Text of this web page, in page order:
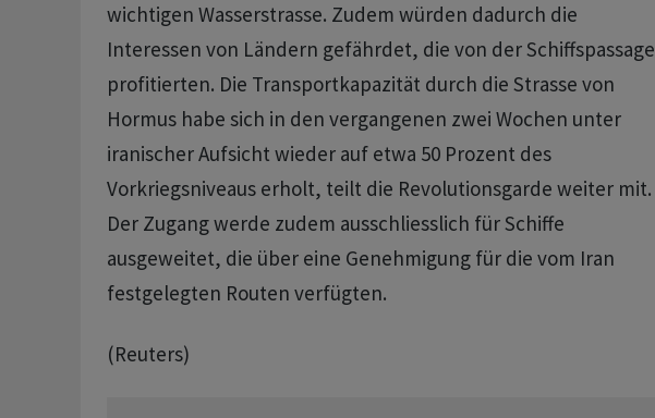
wichtigen Wasserstrasse. Zudem ⁠würden dadurch die
Interessen von Ländern gefährdet, die von der Schiffspassage
profitierten. Die Transportkapazität durch die Strasse von
Hormus habe sich in den vergangenen zwei Wochen unter
iranischer Aufsicht ‌wieder auf etwa 50 Prozent des
Vorkriegsniveaus erholt, teilt die Revolutionsgarde weiter mit.
Der Zugang werde zudem ausschliesslich ‌für Schiffe
ausgeweitet, die über eine Genehmigung für die vom Iran ​
festgelegten Routen verfügten.
(Reuters)